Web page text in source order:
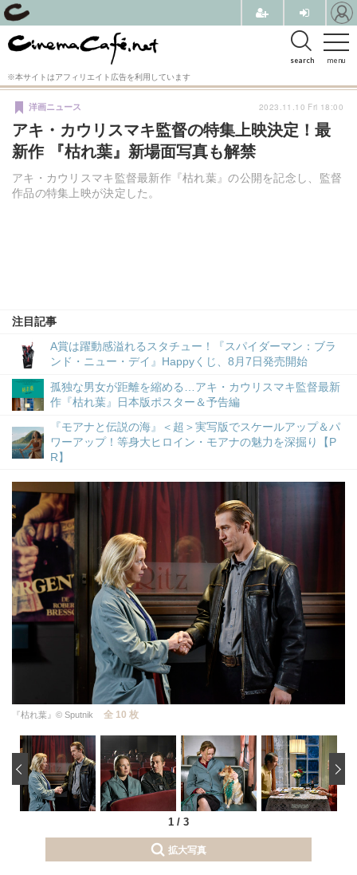
menu
search
※本サイトはアフィリエイト広告を利用しています
アキ・カウリスマキ監督の特集上映決定！最
新作 『枯れ葉』新場面写真も解禁
アキ・カウリスマキ監督最新作『枯れ葉』の公開を記念し、監督
作品の特集上映が決定した。
洋画ニュース
注目記事
A賞は躍動感溢れるスタチュー！『スパイダーマン：ブラ
ンド・ニュー・デイ』Happyくじ、8月7日発売開始
孤独な男女が距離を縮める…アキ・カウリスマキ監督最新
作『枯れ葉』日本版ポスター＆予告編
『モアナと伝説の海』＜超＞実写版でスケールアップ＆パ
ワーアップ！等身大ヒロイン・モアナの魅力を深掘り【P
R】
2023.11.10 Fri 18:00
『枯れ葉』© Sputnik 全 10 枚
1 / 3
‹
拡大写真